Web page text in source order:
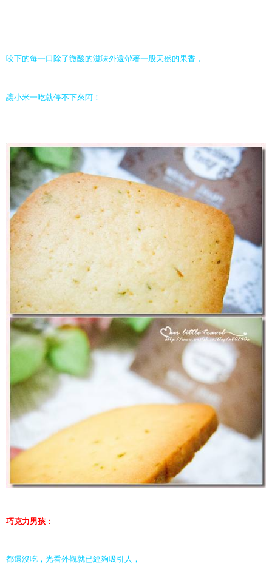
咬下的每一口除了微酸的滋味外還帶著一股天然的果香，
讓小米一吃就停不下來阿！
巧克力男孩：
都還沒吃，光看外觀就已經夠吸引人，